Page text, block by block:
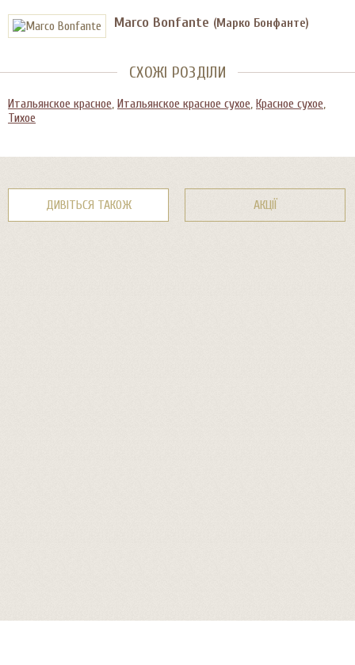
Marco Bonfante (Марко Бонфанте)
СХОЖІ РОЗДІЛИ
Итальянское красное, Итальянское красное сухое, Красное сухое,
Тихое
ДИВІТЬСЯ ТАКОЖ АКЦІЇ